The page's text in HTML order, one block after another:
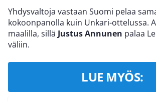
Yhdysvaltoja vastaan Suomi pelaa
kokoonpanolla kuin Unkari-ottelussa.
maalilla, sillä Justus Annunen palaa
väliin.
LUE MYÖS: